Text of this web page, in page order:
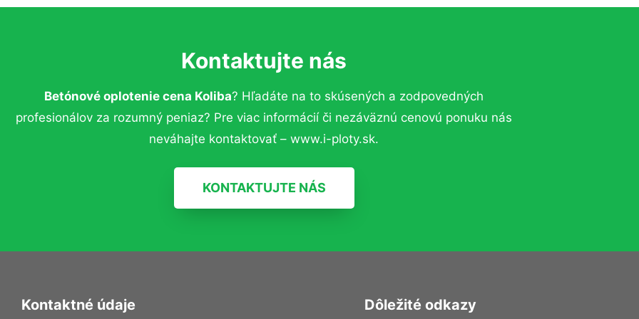
Kontaktujte nás
Betónové oplotenie cena Koliba? Hľadáte na to skúsených a zodpovedných
profesionálov za rozumný peniaz? Pre viac informácií či nezáväznú cenovú ponuku nás
neváhajte kontaktovať – www.i-ploty.sk.
KONTAKTUJTE NÁS
Kontaktné údaje Dôležité odkazy